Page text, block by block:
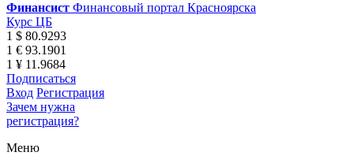
Финансист Финансовый портал Красноярска
Курс ЦБ
1 $ 80.9293
1 € 93.1901
1 ¥ 11.9684
Подписаться
Вход Регистрация
Зачем нужна
регистрация?
Меню